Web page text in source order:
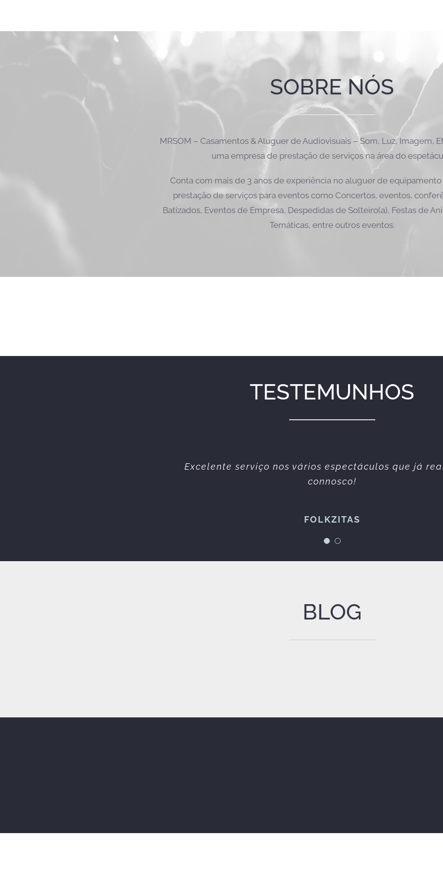
SOBRE NÓS
MRSOM – Casamentos & Aluguer de Audiovisuais – Som, Luz, Imagem,
uma empresa de prestação de serviços na área do
Conta com mais de 3 anos de experiência no aluguer de
prestação de serviços para eventos como Concertos, eventos,
Batizados, Eventos de Empresa, Despedidas de Solteiro(a), Festas de
Temáticas, entre outros eventos.
TESTEMUNHOS
Excelente serviço nos vários espectáculos que já
connosco!
FOLKZITAS
Equipa simpática e profissional. Sempre prestáveis.
serviços prestados sempre da melhor
Espetáculos à Maneira
BLOG